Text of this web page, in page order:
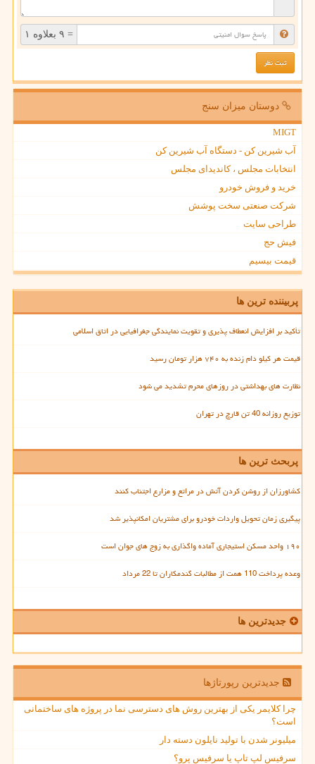
= ۹ بعلاوه ۱
دوستان میزان سنج
MIGT
آب شیرین کن - دستگاه آب شیرین کن
انتخابات مجلس ، کاندیدای مجلس
خرید و فروش خودرو
شرکت صنعتی سخت پوشش
طراحی سایت
فیش حج
قیمت بیسیم
پربیننده ترین ها
تأکید بر افزایش انعطاف پذیری و تقویت نمایندگی جغرافیایی در اتاق اسلامی
قیمت هر کیلو دام زنده به ۷۴۰ هزار تومان رسید
نظارت های بهداشتی در روزهای محرم تشدید می شود
توزیع روزانه 40 تن قارچ در تهران
پربحث ترین ها
کشاورزان از روشن کردن آتش در مراتع و مزارع اجتناب کنند
پیگیری زمان تحویل واردات خودرو برای مشتریان امکانپذیر شد
۱۹۰ واحد مسکن استیجاری آماده واگذاری به زوج های جوان است
وعده پرداخت 110 همت از مطالبات گندمکاران تا 22 مرداد
جدیدترین ها
جدیدترین رپورتاژها
چرا کلایمر یکی از بهترین روش های دسترسی نما در پروژه های ساختمانی
است؟
میلیونر شدن با تولید نایلون دسته دار
سرفیس لپ تاپ یا سرفیس پرو؟